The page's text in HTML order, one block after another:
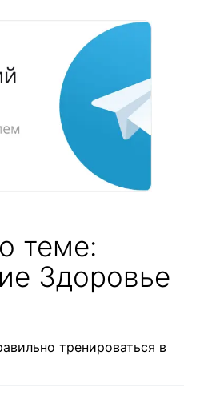
теме:
Здоровье
тренироваться в